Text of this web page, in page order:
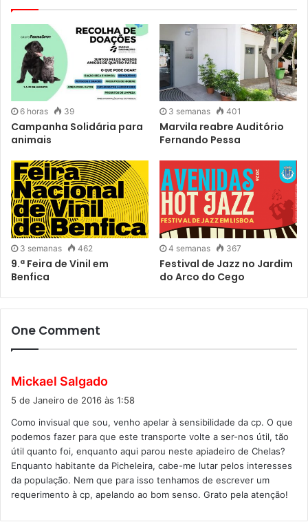
6 horas 39
Campanha Solidária para
animais
3 semanas 401
Marvila reabre Auditório
Fernando Pessa
3 semanas 462
9.ª Feira de Vinil em
Benfica
4 semanas 367
Festival de Jazz no Jardim
do Arco do Cego
One Comment
Mickael Salgado
:
5 de Janeiro de 2016 às 1:58
Como invisual que sou, venho apelar à sensibilidade da cp. O que
podemos fazer para que este transporte volte a ser-nos útil, tão
útil quanto foi, enquanto aqui parou neste apiadeiro de Chelas?
Enquanto habitante da Picheleira, cabe-me lutar pelos interesses
da população. Nem que para isso tenhamos de escrever um
requerimento à cp, apelando ao bom senso. Grato pela atenção!